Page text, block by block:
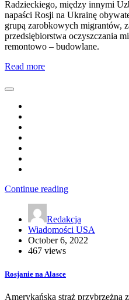
Radzieckiego, między innymi
napaści Rosji na Ukrainę
grupą zarobkowych migrantów,
przedsiębiorstwa oczyszczania
remontowo – budowlane.
Read more
Continue reading
Redakcja
Wiadomości USA
October 6, 2022
467 views
Rosjanie na Alasce
Amerykańska straż przybrzeżna